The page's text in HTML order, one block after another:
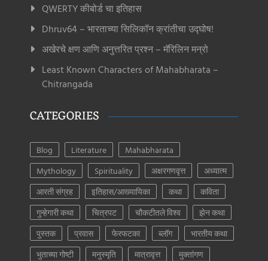
QWERTY कीबोर्ड चा इतिहास
Dhruv64 – भारताच्या सिलिकॉन क्रांतीचा उद्घोष!
अखेरचे क्षण आणि अनुत्तरित प्रश्न – मॅरिलिन मन्रो
Least Known Characters of Mahabharata –
Chitrangada
CATEGORIES
Blog Literature
Mahabharata
Mythology
Spirituality अक्षरगणवृत्त
अध्यात्म
आरती संग्रह
इतिहास/आख्यायिका कथा
कविता
गुन्हेगारी कथा
चित्रपट चौकटीतले विश्व
झेन कथा
पुस्तक
प्रवास फेरफटका ब्लॉग
भारतीय कथा
भुताच्या गोष्टी
मनुस्मृति मात्रावृत्त
मुक्तांगण